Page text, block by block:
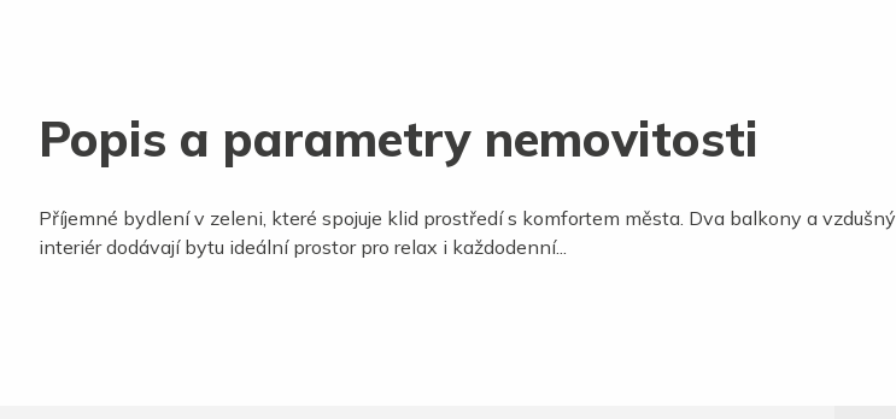
Popis a parametry nemovitosti
Příjemné bydlení v zeleni, které spojuje klid prostředí s komfortem města. Dva balkony a vzdušný
interiér dodávají bytu ideální prostor pro relax i každodenní...